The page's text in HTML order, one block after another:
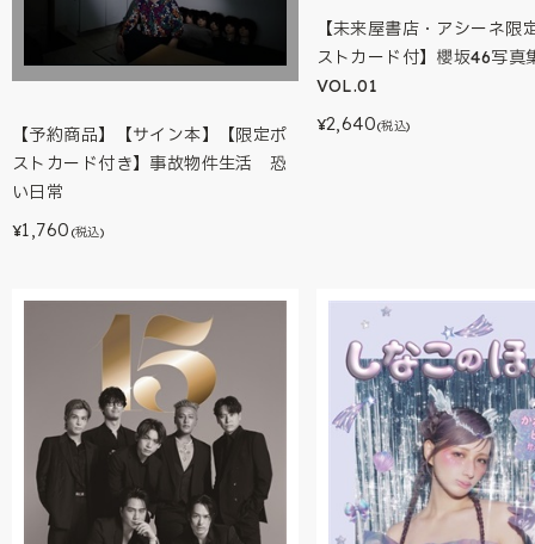
【予約商品】【サイン本】【限定ポ
ストカード付き】事故物件生活 恐
い日常
¥1,760 (税込)
【未来屋書店・アシーネ限
ストカード付】櫻坂46写真
VOL.01
¥2,640(税込)